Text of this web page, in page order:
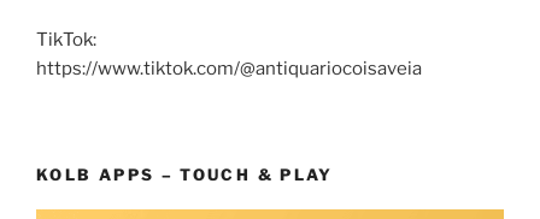
TikTok:
https://www.tiktok.com/@antiquariocoisaveia
KOLB APPS – TOUCH & PLAY